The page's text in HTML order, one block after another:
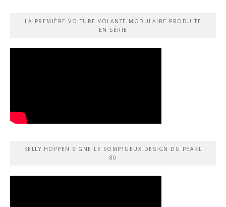
LA PREMIÈRE VOITURE VOLANTE MODULAIRE PRODUITE
EN SÉRIE
KELLY HOPPEN SIGNE LE SOMPTUEUX DESIGN DU PEARL
80